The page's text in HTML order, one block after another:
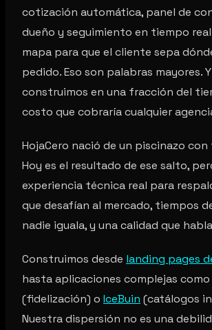
cotización automática, panel de
dueño y seguimiento en tiempo
mapa para que el cliente sepa
pedido. Eso son palabras mayores.
construimos en una fracción del
costo que cobraría cualquier
HojaCero nació de un piscinazo
Hoy es el resultado de ese salto,
experiencia técnica real para
que desafían al mercado, tiempos
nadie iguala, y una calidad que
Construimos desde landing pages
hasta aplicaciones complejas como
(fidelización) o IceBuin (catálogos
Nuestra dispersión no es una